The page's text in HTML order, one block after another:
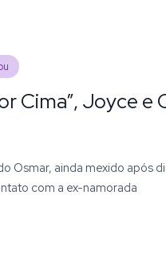
Cima”, Joyce e
Osmar, ainda mexido após
com a ex-namorada